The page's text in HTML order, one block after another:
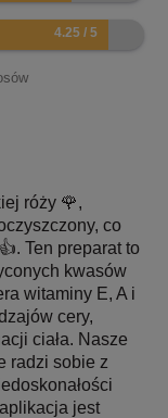
róży 🌹,
co
Ten preparat to
kwasów
witaminy E, A i
cery,
ciała. Nasze
radzi sobie z
jest